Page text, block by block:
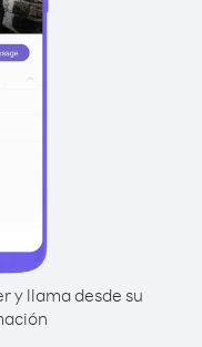
y llama desde su